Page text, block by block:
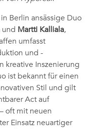
Berlin ansässige Duo
und Martti Kalliala,
umfasst
und -
kreative Inszenierung
ist bekannt für einen
Stil und gilt
Act auf
oft mit neuen
Einsatz neuartiger